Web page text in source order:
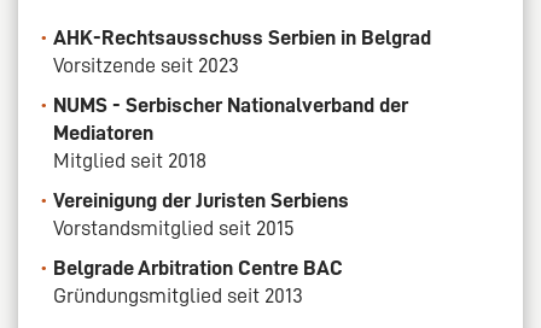
AHK-Rechtsausschuss Serbien in Belgrad
Vorsitzende seit 2023
NUMS - Serbischer Nationalverband der
Mediatoren
Mitglied seit 2018
Vereinigung der Juristen Serbiens
Vorstandsmitglied seit 2015
Belgrade Arbitration Centre BAC
Gründungsmitglied seit 2013